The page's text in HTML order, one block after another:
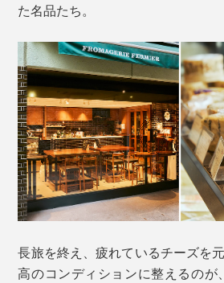
た名品たち。
長旅を終え、疲れているチーズを
高のコンディションに整えるのが